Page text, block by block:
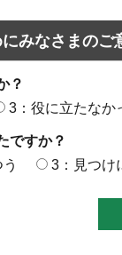
みなさまのご
？
3：役に立たなか
ですか？
3：見つけ